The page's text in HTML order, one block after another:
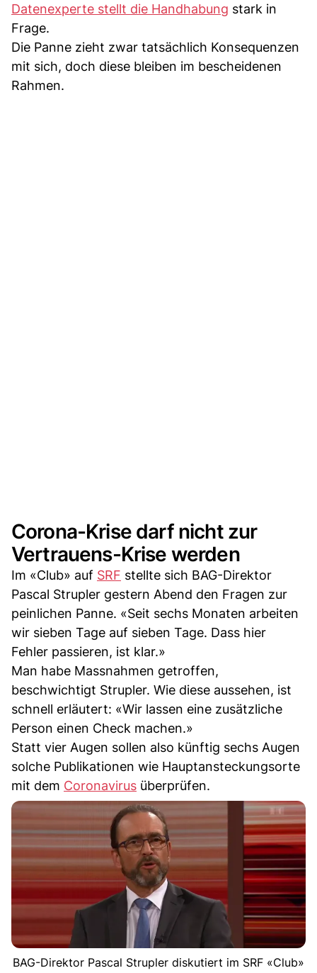
Datenexperte stellt die Handhabung stark in
Frage.
Die Panne zieht zwar tatsächlich Konsequenzen
mit sich, doch diese bleiben im bescheidenen
Rahmen.
Corona-Krise darf nicht zur
Vertrauens-Krise werden
Im «Club» auf SRF stellte sich BAG-Direktor
Pascal Strupler gestern Abend den Fragen zur
peinlichen Panne. «Seit sechs Monaten arbeiten
wir sieben Tage auf sieben Tage. Dass hier
Fehler passieren, ist klar.»
Man habe Massnahmen getroffen,
beschwichtigt Strupler. Wie diese aussehen, ist
schnell erläutert: «Wir lassen eine zusätzliche
Person einen Check machen.»
Statt vier Augen sollen also künftig sechs Augen
solche Publikationen wie Hauptansteckungsorte
mit dem Coronavirus überprüfen.
BAG-Direktor Pascal Strupler diskutiert im SRF «Club»